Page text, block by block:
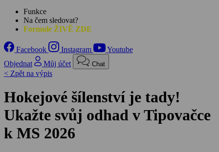
Funkce
Na čem sledovat?
Formule ŽIVĚ ZDE
Facebook Instagram
Youtube
Objednat
Můj účet Chat
< Zpět na výpis
Hokejové šílenství je tady!
Ukažte svůj odhad v Tipovačce
k MS 2026